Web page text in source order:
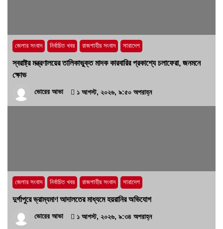
জেলার সংবাদ নির্বাচিত খবর রাজশাহীর সংবাদ সারাদেশ
স্বরাষ্ট্র মন্ত্রণালয়ের তালিকাভুক্ত মাদক কারবারির প্রকাশ্যে চলাফেরা, জনমনে
ক্ষোভ
ভোরের আভা ১ আগস্ট, ২০২৬, ৯:৫০ অপরাহ্ন
জেলার সংবাদ নির্বাচিত খবর রাজশাহীর সংবাদ সারাদেশ
দুর্গাপুরে ভ্রাম্যমাণ আদালতের মাধ্যমে হয়রানির অভিযোগ
ভোরের আভা ১ আগস্ট, ২০২৬, ৯:৩৪ অপরাহ্ন